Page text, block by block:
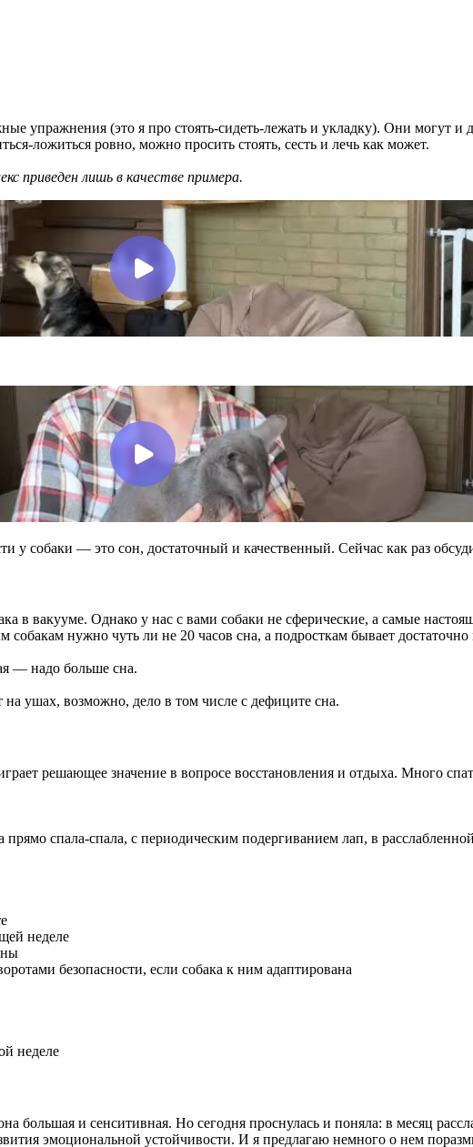
упражнения (это я про стоять-сидеть-лежать и укладку). Они могут и
ложиться ровно, можно просить стоять, сесть и лечь как может.
приведен лишь в качестве примера.
у собаки — это сон, достаточный и качественный. Сейчас как раз
в вакууме. Однако у нас с вами собаки не сферические, а самые
нужно чуть ли не 20 часов сна, а подросткам бывает достаточно
— надо больше сна.
ушах, возможно, дело в том числе с дефиците сна.
решающее значение в вопросе восстановления и отдыха. Много
спала-спала, с периодическим подергиванием лап, в
неделе
безопасности, если собака к ним адаптирована
неделе
большая и сенситивная. Но сегодня проснулась и поняла: в месяц
эмоциональной устойчивости. И я предлагаю немного о нем